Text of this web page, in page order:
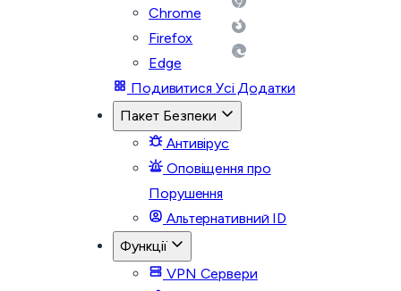
Chrome
Firefox
Edge
Подивитися Усі Додатки
Пакет Безпеки
Антивірус
Оповіщення про
Порушення
Альтернативний ID
Функції
VPN Сервери